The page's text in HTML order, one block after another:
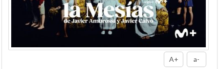
A+ a-